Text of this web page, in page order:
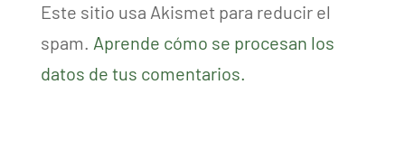
Este sitio usa Akismet para reducir el
spam. Aprende cómo se procesan los
datos de tus comentarios.